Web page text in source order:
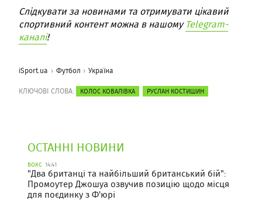
Слідкувати за новинами та отримувати цікавий
спортивний контент можна в нашомуTelegram-
каналі!
iSport.ua Футбол Україна
КЛЮЧОВІ СЛОВА: КОЛОС КОВАЛІВКА РУСЛАН КОСТИШИН
ОСТАННІ НОВИНИ
БОКС 14:41
"Два британці та найбільший британський бій":
Промоутер Джошуа озвучив позицію щодо місця
для поєдинку з Ф'юрі